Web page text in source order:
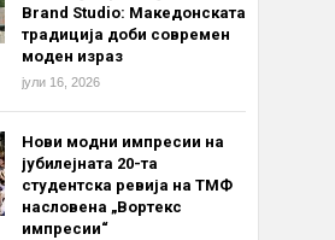
Brand Studio: Македонската
традиција доби современ
моден израз
јули 16, 2026
Нови модни импресии на
јубилејната 20-та
студентска ревија на ТМФ
насловена „Вортекс
импресии“